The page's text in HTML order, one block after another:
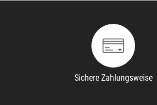
Sichere Zahlungsweise